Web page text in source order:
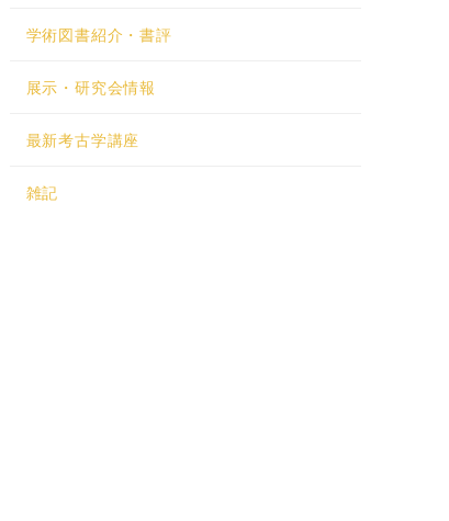
学術図書紹介・書評
展示・研究会情報
最新考古学講座
雑記